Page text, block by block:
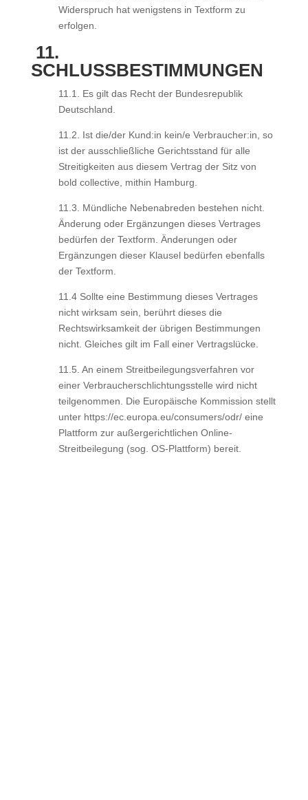
Widerspruch hat wenigstens in Textform zu
erfolgen.
11.
SCHLUSSBESTIMMUNGEN
11.1. Es gilt das Recht der Bundesrepublik
Deutschland.
11.2. Ist die/der Kund:in kein/e Verbraucher:in, so
ist der ausschließliche Gerichtsstand für alle
Streitigkeiten aus diesem Vertrag der Sitz von
bold collective, mithin Hamburg.
11.3. Mündliche Nebenabreden bestehen nicht.
Änderung oder Ergänzungen dieses Vertrages
bedürfen der Textform. Änderungen oder
Ergänzungen dieser Klausel bedürfen ebenfalls
der Textform.
11.4 Sollte eine Bestimmung dieses Vertrages
nicht wirksam sein, berührt dieses die
Rechtswirksamkeit der übrigen Bestimmungen
nicht. Gleiches gilt im Fall einer Vertragslücke.
11.5. An einem Streitbeilegungsverfahren vor
einer Verbraucherschlichtungsstelle wird nicht
teilgenommen. Die Europäische Kommission stellt
unter https://ec.europa.eu/consumers/odr/ eine
Plattform zur außergerichtlichen Online-
Streitbeilegung (sog. OS-Plattform) bereit.